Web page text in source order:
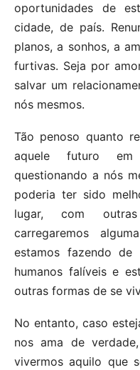
oportunidades de
cidade, de país.
planos, a sonhos, a
furtivas. Seja por
salvar um
nós mesmos.
Tão penoso quanto
aquele futuro em
questionando a nós
poderia ter sido
lugar, com outras
carregaremos
estamos fazendo de
humanos falíveis e
outras formas de se
No entanto, caso
nos ama de
vivermos aquilo que